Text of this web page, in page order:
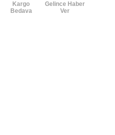
Kargo
Bedava
Gelince Haber
Ver